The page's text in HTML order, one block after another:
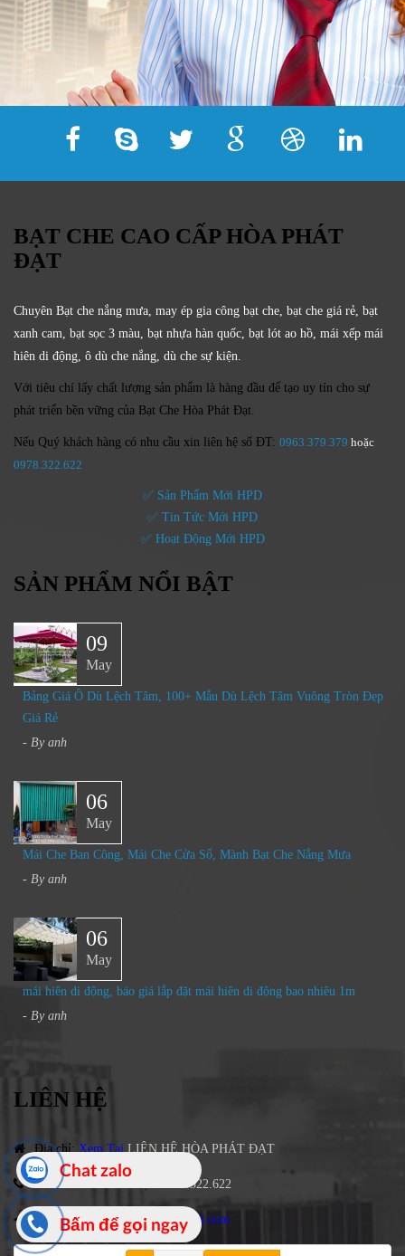
BẠT CHE CAO CẤP HÒA PHÁT
ĐẠT
Chuyên Bạt che nắng mưa, may ép gia công bạt che, bạt che giá rẻ, bạt
xanh cam, bạt sọc 3 màu, bạt nhựa hàn quốc, bạt lót ao hồ, mái xếp mái
hiên di động, ô dù che nắng, dù che sự kiện.
Với tiêu chí lấy chất lượng sản phẩm là hàng đầu để tạo uy tín cho sự
phát triển bền vững của Bạt Che Hòa Phát Đạt.
Nếu Quý khách hàng có nhu cầu xin liên hệ số ĐT: 0963.379.379 hoặc
0978.322.622
✅ Sản Phẩm Mới HPD
✅ Tin Tức Mới HPD
✅ Hoạt Động Mới HPD
SẢN PHẨM NỔI BẬT
09
May
Bảng Giá Ô Dù Lệch Tâm, 100+ Mẫu Dù Lệch Tâm Vuông Tròn Đẹp
Giá Rẻ
- By anh
06
May
Mái Che Ban Công, Mái Che Cửa Sổ, Mành Bạt Che Nắng Mưa​
- By anh
06
May
mái hiên di động, báo giá lắp đặt mái hiên di động bao nhiêu 1m
- By anh
LIÊN HỆ
Địa chỉ:Xem TạiLIÊN HỆ HÒA PHÁT ĐẠT
ĐT 0963.379.379 0978.322.622
Mail: hoaphatdatgroup79@gmail.com
Bấm để gọi ngay
Chat zalo